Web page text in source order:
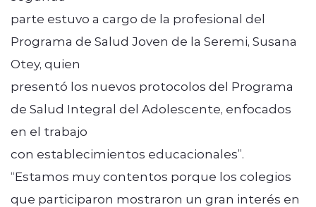
parte estuvo a cargo de la profesional del
Programa de Salud Joven de la Seremi, Susana
Otey, quien
presentó los nuevos protocolos del Programa
de Salud Integral del Adolescente, enfocados
en el trabajo
con establecimientos educacionales”.
“Estamos muy contentos porque los colegios
que participaron mostraron un gran interés en